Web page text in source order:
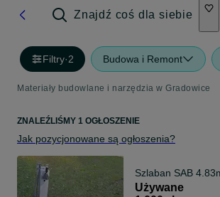
Znajdź coś dla siebie
Filtry·2 Budowa i Remont
Materiały budowlane i narzędzia w Gradowice
ZNALEŹLIŚMY 1 OGŁOSZENIE
Jak pozycjonowane są ogłoszenia?
Szlaban SAB
Używane